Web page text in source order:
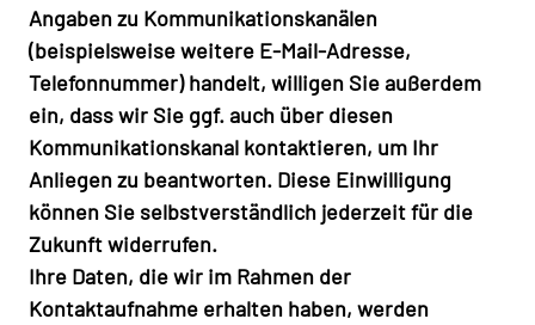
Angaben zu Kommunikationskanälen
(beispielsweise weitere E-Mail-Adresse,
Telefonnummer) handelt, willigen Sie außerdem
ein, dass wir Sie ggf. auch über diesen
Kommunikationskanal kontaktieren, um Ihr
Anliegen zu beantworten. Diese Einwilligung
können Sie selbstverständlich jederzeit für die
Zukunft widerrufen.
Ihre Daten, die wir im Rahmen der
Kontaktaufnahme erhalten haben, werden